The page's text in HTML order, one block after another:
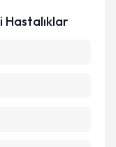
Hastalıklar